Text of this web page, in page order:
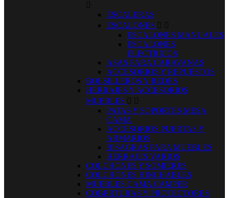

ESCALERAS
ESCALONES  
ESCALONES MANUALES
ESCALONES
ELECTRICOS
ASAS PARA CARAVANAS
ACCESORIOS Y REPUESTOS
BOLSILLEROS Y REDES
HERRAJES Y ACCESORIOS
MUEBLES  
PATAS Y SOPORTES MESA
CAMA
ACCESORIOS PUERTAS Y
ARMARIOS
BISAGRAS PARA MUEBLES
HERRAJES VARIOS
COLCHONES Y SOMIERES
COLCHONES HINCHABLES
MUEBLES CAMA CAMPER
COBERTURAS Y PROTECTORES